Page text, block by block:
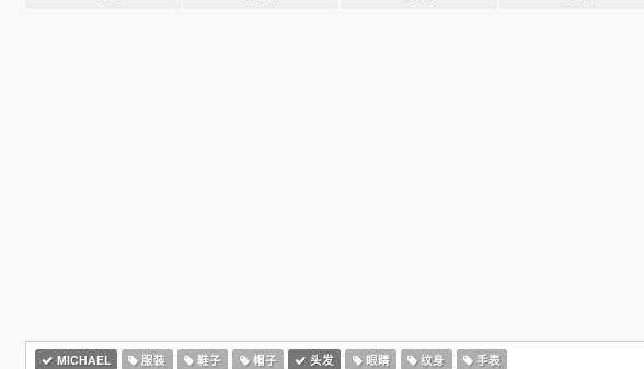
MICHAEL 服装 鞋子 帽子 头发 眼睛 纹身 手表